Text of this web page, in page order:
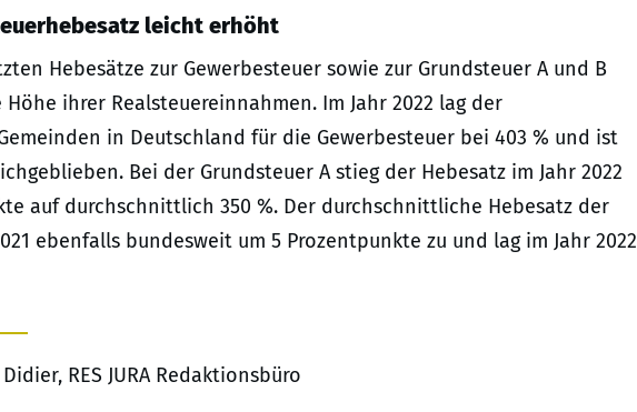
leicht erhöht
Hebesätze zur Gewerbesteuer sowie zur Grund­steuer A und B
ihrer Realsteuereinnahmen. Im Jahr 2022 lag der
in Deutschland für die Gewerbesteuer bei 403 % und ist
Bei der Grundsteuer A stieg der Hebesatz im Jahr 2022
auf durchschnittlich 350 %. Der durchschnittliche Hebesatz der
ebenfalls bundesweit um 5 Prozentpunkte zu und lag im Jahr 2022
RES JURA Redaktionsbüro